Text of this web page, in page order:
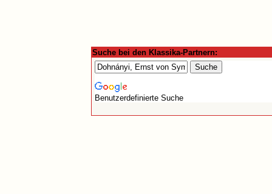
Suche bei den Klassika-Partnern:
Benutzerdefinierte Suche